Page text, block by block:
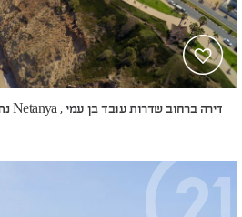
דירה ברחוב שדרות עובד בן עמי , Netanya נתניה